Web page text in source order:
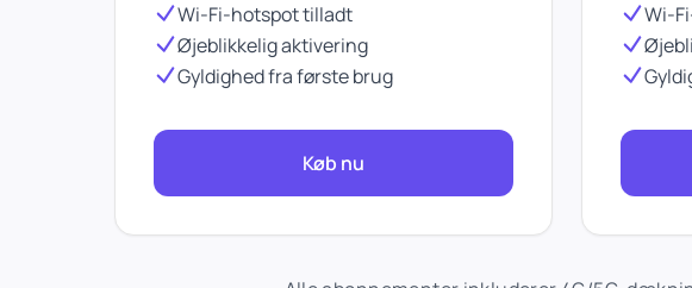
Wi-Fi-hotspot tilladt
Øjeblikkelig aktivering
Gyldighed fra første brug
Køb nu
Wi-